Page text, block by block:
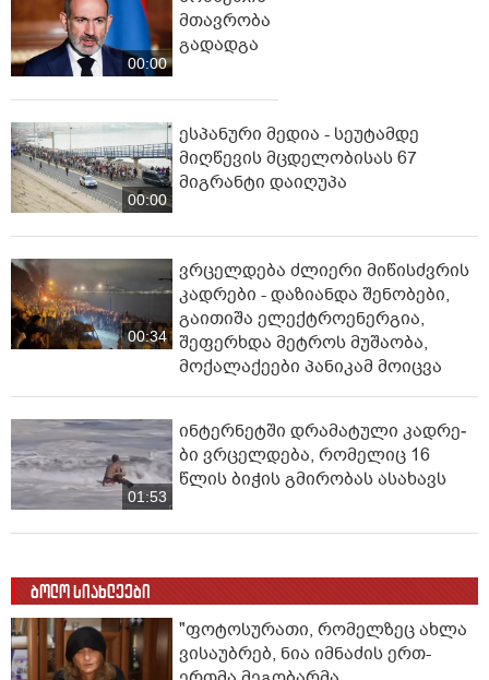
00:00
მთავრობა
გადადგა
00:00
ესპანური მედია - სეუტამდე
მიღწევის მცდელობისას 67
მიგრანტი დაიღუპა
00:34
ვრცელდება ძლიერი მიწისძვრის
კადრები - დაზიანდა შენობები,
გაითიშა ელექტროენერგია,
შეფერხდა მეტროს მუშაობა,
მოქალაქეები პანიკამ მოიცვა
01:53
ინ­ტერ­ნეტ­ში დრა­მა­ტუ­ლი კად­რე­
ბი ვრცელდება, რომელიც 16
წლის ბიჭის გმირობას ასახავს
ბოლო სიახლეები
"ფოტოსურათი, რომელზეც ახლა
ვისაუბრებ, ნია იმნაძის ერთ-